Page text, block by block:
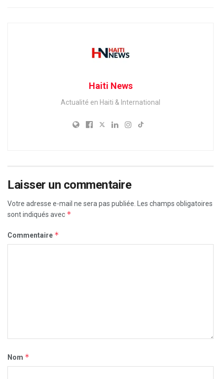
Haiti News
Actualité en Haiti & International
Laisser un commentaire
Votre adresse e-mail ne sera pas publiée. Les champs obligatoires
sont indiqués avec *
Commentaire *
Nom *